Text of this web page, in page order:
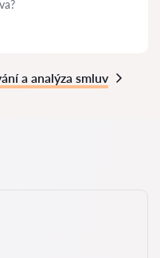
a analýza smluv